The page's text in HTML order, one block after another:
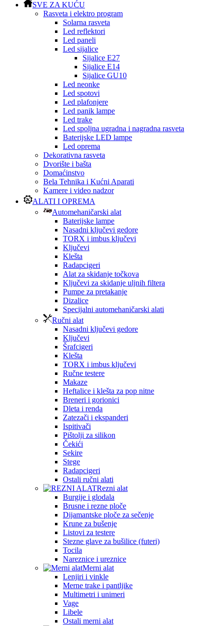
SVE ZA KUĆU
Rasveta i elektro program
Solarna rasveta
Led reflektori
Led paneli
Led sijalice
Sijalice E27
Sijalice E14
Sijalice GU10
Led neonke
Led spotovi
Led plafonjere
Led panik lampe
Led trake
Led spoljna ugradna i nagradna rasveta
Baterijske LED lampe
Led oprema
Dekorativna rasveta
Dvorište i bašta
Domaćinstvo
Bela Tehnika i Kućni Aparati
Kamere i video nadzor
ALATI I OPREMA
Automehaničarski alat
Baterijske lampe
Nasadni ključevi gedore
TORX i imbus ključevi
Ključevi
Klešta
Radapcigeri
Alat za skidanje točkova
Ključevi za skidanje uljnih filtera
Pumpe za pretakanje
Dizalice
Specijalni automehaničarski alati
Ručni alat
Nasadni ključevi gedore
Ključevi
Šrafcigeri
Klešta
TORX i imbus ključevi
Ručne testere
Makaze
Heftalice i klešta za pop nitne
Breneri i gorionici
Dleta i renda
Zatezači i ekspanderi
Ispitivači
Pištolji za silikon
Čekići
Sekire
Stege
Radapcigeri
Ostali ručni alati
Rezni alat
Burgije i glodala
Brusne i rezne ploče
Dijamantske ploče za sečenje
Krune za bušenje
Listovi za testere
Stezne glave za bušilice (futeri)
Tocila
Nareznice i ureznice
Merni alat
Lenjiri i vinkle
Merne trake i pantljike
Multimetri i unimeri
Vage
Libele
Ostali merni alat